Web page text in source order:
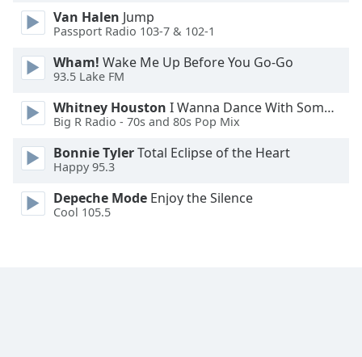
Text
Edge
Style
Font
Family
Reset
Close
Modal
Van Halen Jump
Passport Radio 103-7 & 102-1
Wham! Wake Me Up Before You Go-Go
93.5 Lake FM
Whitney Houston I Wanna Dance With Somebody
Big R Radio - 70s and 80s Pop Mix
Bonnie TylerTotal Eclipse of the Heart
Happy 95.3
Depeche Mode Enjoy the Silence
Cool 105.5